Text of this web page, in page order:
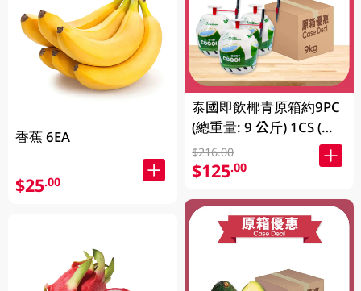
香蕉 6EA
$25.00
泰國即飲椰青原箱約9PC
(總重量: 9 公斤) 1CS (包
裝及品牌隨機發放)
$216.00
$125.00